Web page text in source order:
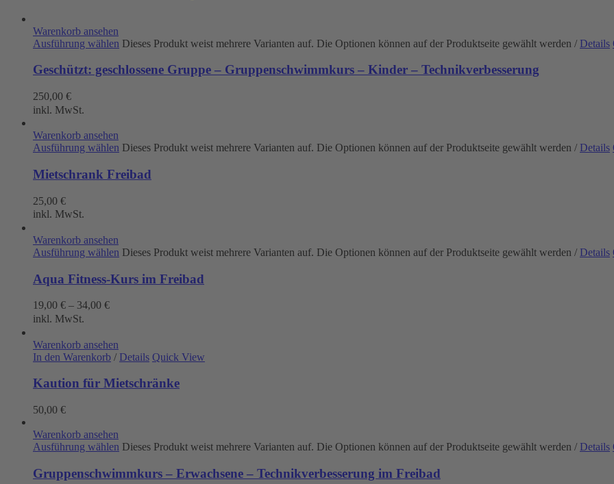
Warenkorb ansehen
Ausführung wählen Dieses Produkt weist mehrere Varianten auf. Die Optionen können auf der Produktseite gewählt werden / Details
Geschützt: geschlossene Gruppe – Gruppenschwimmkurs – Kinder – Technikverbesserung
250,00 €
inkl. MwSt.
Warenkorb ansehen
Ausführung wählen Dieses Produkt weist mehrere Varianten auf. Die Optionen können auf der Produktseite gewählt werden / Details
Mietschrank Freibad
25,00 €
inkl. MwSt.
Warenkorb ansehen
Ausführung wählen Dieses Produkt weist mehrere Varianten auf. Die Optionen können auf der Produktseite gewählt werden / Details
Aqua Fitness-Kurs im Freibad
19,00 € – 34,00 €
inkl. MwSt.
Warenkorb ansehen
In den Warenkorb / Details Quick View
Kaution für Mietschränke
50,00 €
Warenkorb ansehen
Ausführung wählen Dieses Produkt weist mehrere Varianten auf. Die Optionen können auf der Produktseite gewählt werden / Details
Gruppenschwimmkurs – Erwachsene – Technikverbesserung im Freibad